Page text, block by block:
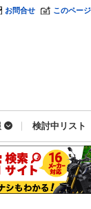
お問合せ このペー
検討中リスト